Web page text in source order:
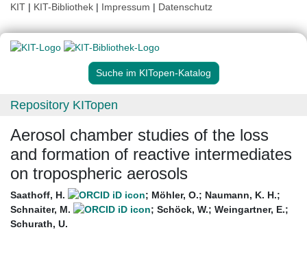
KIT | KIT-Bibliothek | Impressum | Datenschutz
Suche im KITopen-Katalog
Repository KITopen
Aerosol chamber studies of the loss
and formation of reactive intermediates
on tropospheric aerosols
Saathoff, H. ; Möhler, O.; Naumann, K. H.;
Schnaiter, M.
; Schöck, W.; Weingartner, E.;
Schurath, U.